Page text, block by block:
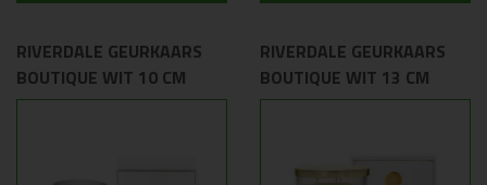
RIVERDALE GEURKAARS
BOUTIQUE WIT 10 CM
RIVERDALE GEURKAARS
BOUTIQUE WIT 13 CM